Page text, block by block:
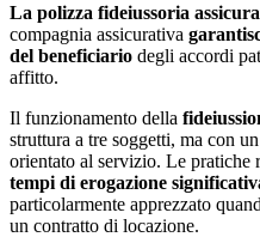
La polizza fideiussoria
compagnia assicurativa
del beneficiario degli accordi
affitto.
Il funzionamento della
struttura a tre soggetti, ma con
orientato al servizio. Le pratiche
tempi di erogazione
particolarmente apprezzato
un contratto di locazione.